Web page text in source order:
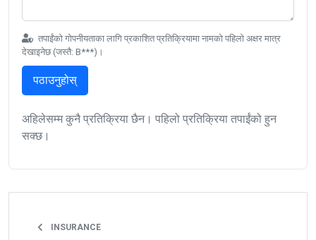
तपाईंको गोपनीयताका लागि प्रकाशित प्रतिक्रियामा नामको पहिलो अक्षर मात्र
देखाइनेछ (जस्तै: B***)।
पठाउनुहोस्
अहिलेसम्म कुनै प्रतिक्रिया छैन। पहिलो प्रतिक्रिया तपाईंको हुन
सक्छ।
INSURANCE